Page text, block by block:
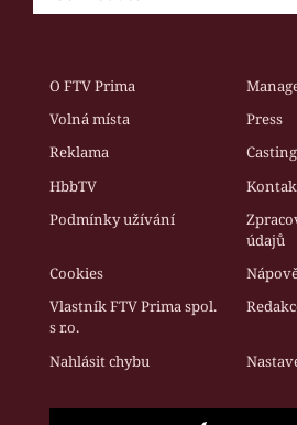
O FTV Prima
Volná místa
Press
Reklama
HbbTV
Podmínky užívání
údajů
Cookies
Vlastník FTV Prima spol.
s r.o.
Nahlásit chybu